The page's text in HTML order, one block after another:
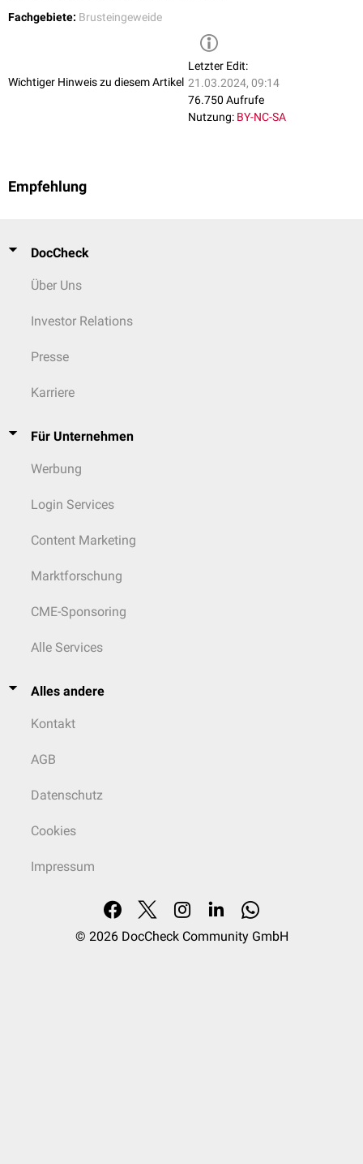
Fachgebiete: Brusteingeweide
Wichtiger Hinweis zu diesem Artikel
Letzter Edit:
21.03.2024, 09:14
76.750 Aufrufe
Nutzung: BY-NC-SA
Empfehlung
DocCheck
Über Uns
Investor Relations
Presse
Karriere
Für Unternehmen
Werbung
Login Services
Content Marketing
Marktforschung
CME-Sponsoring
Alle Services
Alles andere
Kontakt
AGB
Datenschutz
Cookies
Impressum
© 2026 DocCheck Community GmbH